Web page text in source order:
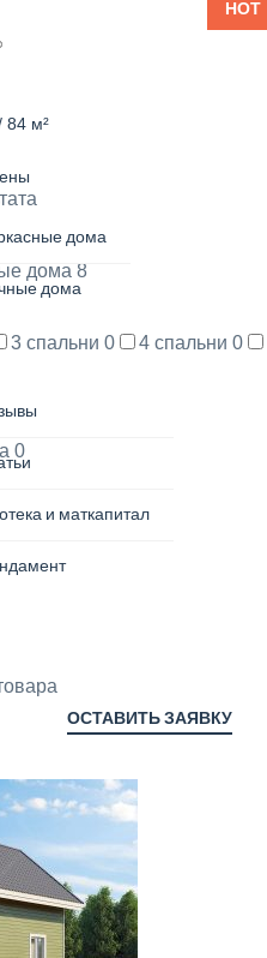
дома
дома
и маткапитал
ОСТАВИТЬ ЗАЯВКУ
84 м²
дома 8
3 спальни 0 4 спальни 0
0
HOT